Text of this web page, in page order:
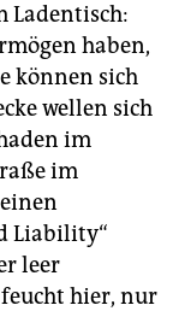
Ladentisch:
haben,
können sich
wellen sich
im
im
Liability“
leer
hier, nur